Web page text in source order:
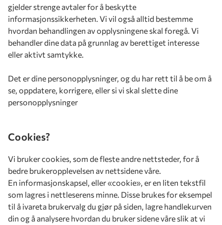
gjelder strenge avtaler for å beskytte
informasjonssikkerheten. Vi vil også alltid bestemme
hvordan behandlingen av opplysningene skal foregå. Vi
behandler dine data på grunnlag av berettiget interesse
eller aktivt samtykke.
Det er dine personopplysninger, og du har rett til å be om å
se, oppdatere, korrigere, eller si vi skal slette dine
personopplysninger
Cookies?
Vi bruker cookies, som de fleste andre nettsteder, for å
bedre brukeropplevelsen av nettsidene våre.
En informasjonskapsel, eller «cookie», er en liten tekstfil
som lagres i nettleserens minne. Disse brukes for eksempel
til å ivareta brukervalg du gjør på siden, lagre handlekurven
din og å analysere hvordan du bruker sidene våre slik at vi